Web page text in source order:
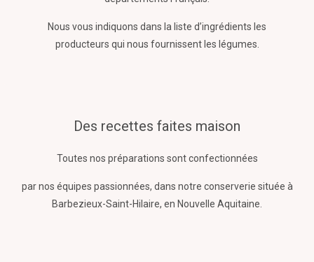
Nous vous indiquons dans la liste d’ingrédients les
producteurs qui nous fournissent les légumes.
Des recettes faites maison
Toutes nos préparations sont confectionnées
par nos équipes passionnées, dans notre conserverie située à
Barbezieux-Saint-Hilaire, en Nouvelle Aquitaine.